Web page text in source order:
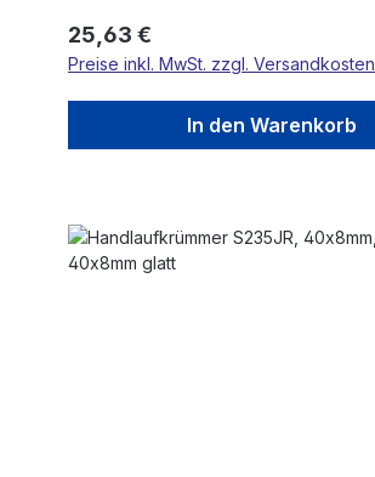
Regulärer Preis:
25,63 €
Preise inkl. MwSt. zzgl. Versandkosten
In den Warenkorb